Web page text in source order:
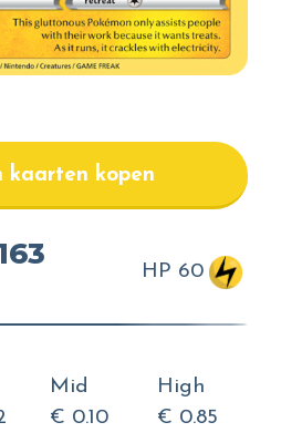
kaarten kopen
HP 60
Mid
€ 0.10
High
€ 0.85